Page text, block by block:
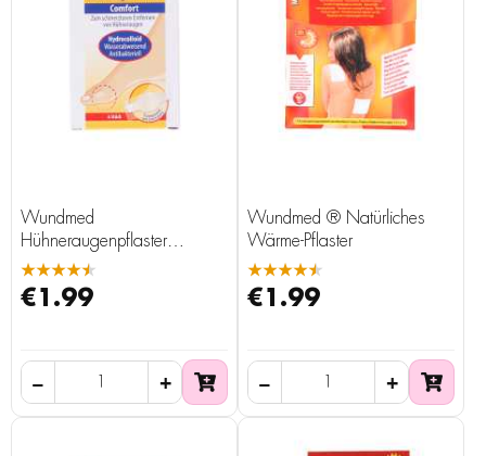
Wundmed
Hühneraugenpflaster
Comfort, 6 Stück
★★★★★
€1.99
Wundmed ® Natürliches
Wärme-Pflaster
★★★★★
€1.99